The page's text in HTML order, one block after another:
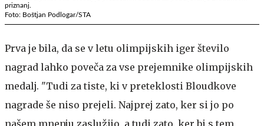
priznanj.
Foto: Boštjan Podlogar/STA
Prva je bila, da se v letu olimpijskih iger število
nagrad lahko poveča za vse prejemnike olimpijskih
medalj. "Tudi za tiste, ki v preteklosti Bloudkove
nagrade še niso prejeli. Najprej zato, ker si jo po
našem mnenju zaslužijo, a tudi zato, ker bi s tem